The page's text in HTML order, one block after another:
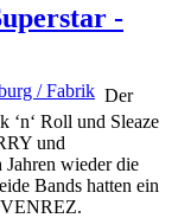
-
Der
‘n‘ Roll und Sleaze
und
wieder die
Bands hatten ein
VENREZ.